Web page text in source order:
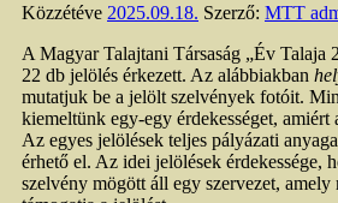
Közzétéve 2025.09.18. Szerző: MTT
A Magyar Talajtani Társaság „Év Talaja
22 db jelölés érkezett. Az alábbiakban
mutatjuk be a jelölt szelvények fotóit.
kiemeltünk egy-egy érdekességet, amiért
Az egyes jelölések teljes pályázati
érhető el. Az idei jelölések érdekessége,
szelvény mögött áll egy szervezet, amely